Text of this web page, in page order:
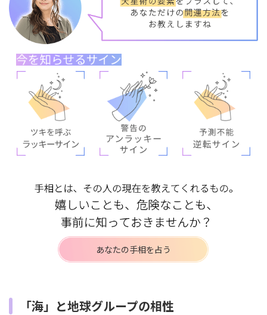
あなたの手相を占う
「海」と地球グループの相性